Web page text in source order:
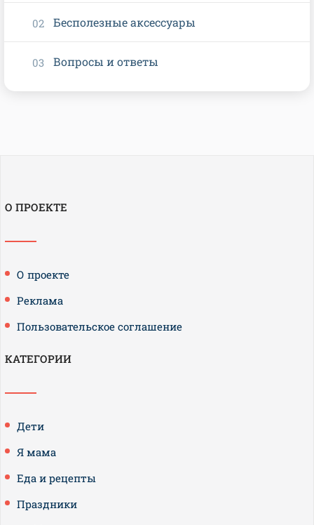
Бесполезные аксессуары
Вопросы и ответы
О ПРОЕКТЕ
О проекте
Реклама
Пользовательское соглашение
КАТЕГОРИИ
Дети
Я мама
Еда и рецепты
Праздники